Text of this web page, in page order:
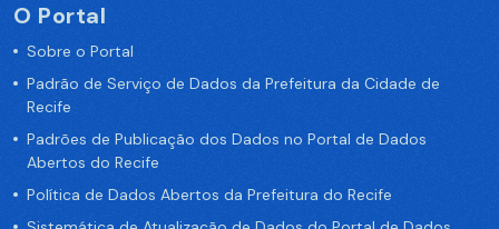
O Portal
Sobre o Portal
Padrão de Serviço de Dados da Prefeitura da Cidade de
Recife
Padrões de Publicação dos Dados no Portal de Dados
Abertos do Recife
Política de Dados Abertos da Prefeitura do Recife